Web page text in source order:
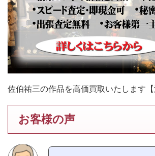
佐伯祐三の作品を高価買取いたします【
お客様の声